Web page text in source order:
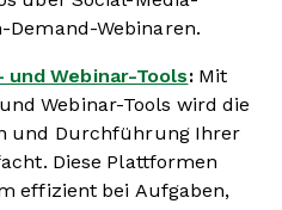
Demand-Webinaren.
Webinar-Tools:Mit
Webinar-Tools wird die
und Durchführung Ihrer
Diese Plattformen
effizient bei Aufgaben,